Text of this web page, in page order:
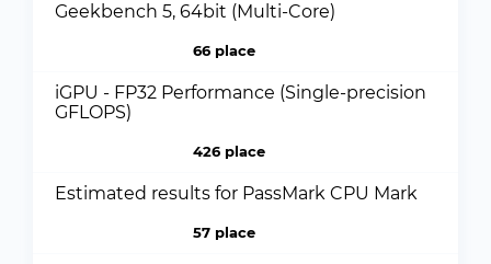
Geekbench 5, 64bit (Multi-Core)
66 place
iGPU - FP32 Performance (Single-precision
GFLOPS)
426 place
Estimated results for PassMark CPU Mark
57 place